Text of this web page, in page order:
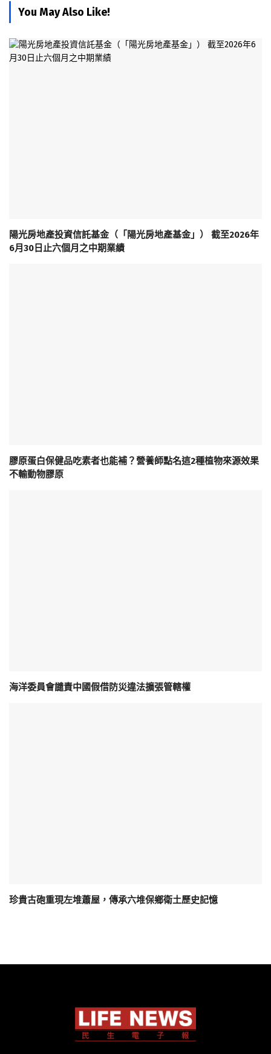
You May Also Like!
陽光房地產投資信託基金（「陽光房地產基金」） 截至2026年
6月30日止六個月之中期業績
膠原蛋白保健品吃素者也能補？營養師點名這2種植物來源效果
不輸動物膠原
海洋委員會譴責中國假借防災違法擴張管轄權
珍貴古砲重現左堆蕭屋，傳承六堆保鄉衛土歷史記憶